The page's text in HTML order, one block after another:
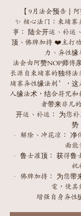
【9月法会预告｜
✨ 核心法门：柬埔寨
事： 陆金开运、补运
顶、佛牌加持 ❤️主打
力、异性缘
法会由阿赞NOP师傅
长源自柬埔寨的独特
埔寨异性缘法刺’，这
人缘法术，结合符咒和
者带来非凡
开运、补运： 为您
势
· 解除、冲花凉： 净
面能
· 鲁士灌顶： 获得鲁
祝
· 佛牌加持： 为您带
電，使其
增强自身异性